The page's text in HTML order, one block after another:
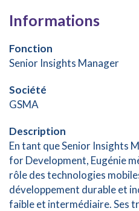
Informations
Fonction
Senior Insights Manager
Société
GSMA
Description
En tant que Senior Insights
for Development, Eugénie
rôle des technologies
développement durable et
faible et intermédiaire. Ses